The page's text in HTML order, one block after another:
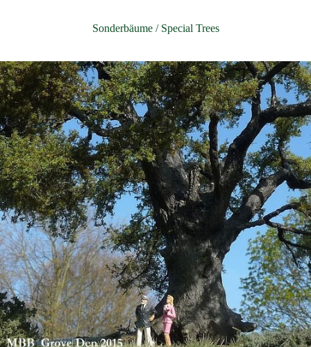
Sonderbäume / Special Trees